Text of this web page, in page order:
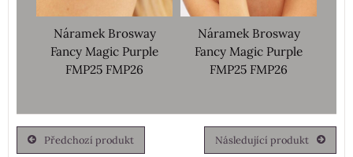
Náramek Brosway
Fancy Magic Purple
FMP25 FMP26
Náramek Brosway
Fancy Magic Purple
FMP25 FMP26
Předchozí produkt Následující produkt